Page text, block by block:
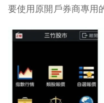
要使用原開戶券商專用